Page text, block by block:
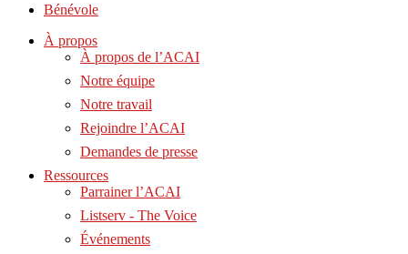
Bénévole
À propos
À propos de l’ACAI
Notre équipe
Notre travail
Rejoindre l’ACAI
Demandes de presse
Ressources
Parrainer l’ACAI
Listserv - The Voice
Événements